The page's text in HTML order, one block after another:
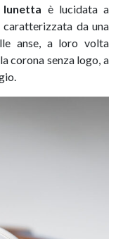
lunetta è lucidata a
caratterizzata da una
anse, a loro volta
corona senza logo, a